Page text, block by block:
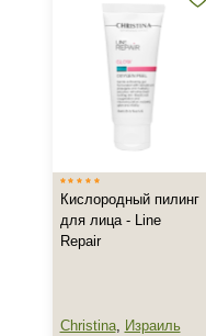
Ингредиенты
Кислородный пилинг
для лица - Line
Repair
Christina, Израиль